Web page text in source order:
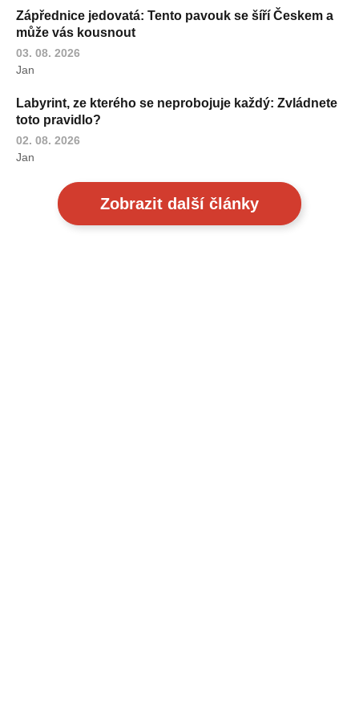
Zápřednice jedovatá: Tento pavouk se šíří Českem a
může vás kousnout
03. 08. 2026
Jan
Labyrint, ze kterého se neprobojuje každý: Zvládnete
toto pravidlo?
02. 08. 2026
Jan
Zobrazit další články